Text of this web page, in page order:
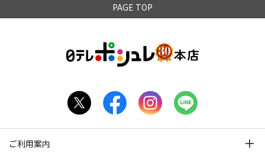
PAGE TOP
ご利用案内